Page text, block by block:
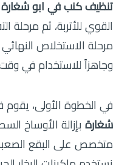
تنظيف كنب في ابو شغارة
القوي للأتربة، ثم مرحلة
مرحلة الاستخلاص النهائي
وجاهزاً للاستخدام في
في الخطوة الأولى، يقوم
شغارة بإزالة الأوساخ
متخصص على البقع